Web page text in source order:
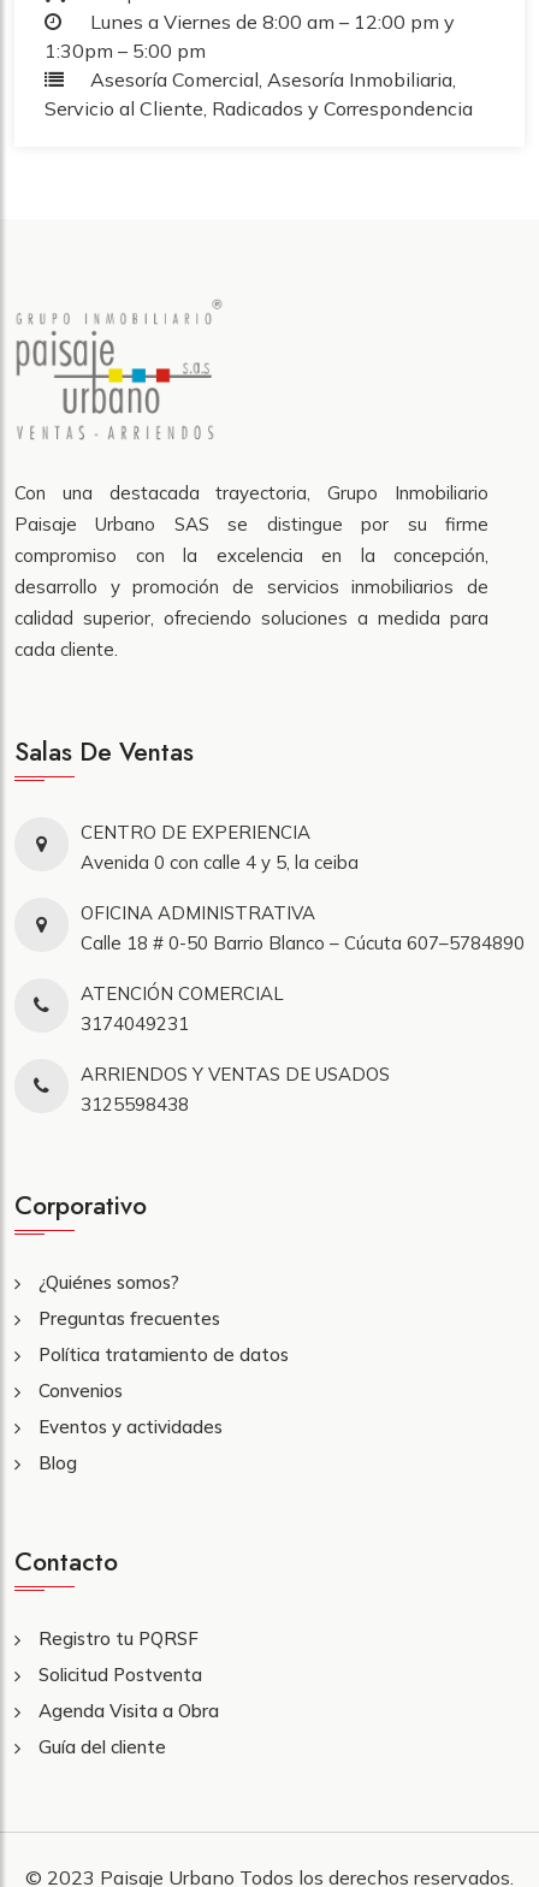
Lunes a Viernes de 8:00 am – 12:00 pm y
1:30pm – 5:00 pm
Asesoría Comercial, Asesoría Inmobiliaria,
Servicio al Cliente, Radicados y Correspondencia
Con una destacada trayectoria, Grupo Inmobiliario
Paisaje Urbano SAS se distingue por su firme
compromiso con la excelencia en la concepción,
desarrollo y promoción de servicios inmobiliarios de
calidad superior, ofreciendo soluciones a medida para
cada cliente.
Salas De Ventas
CENTRO DE EXPERIENCIA
Avenida 0 con calle 4 y 5, la ceiba
OFICINA ADMINISTRATIVA
Calle 18 # 0-50 Barrio Blanco – Cúcuta 607–5784890
ATENCIÓN COMERCIAL
3174049231
ARRIENDOS Y VENTAS DE USADOS
3125598438
Corporativo
¿Quiénes somos?
Preguntas frecuentes
Política tratamiento de datos
Convenios
Eventos y actividades
Blog
Contacto
Registro tu PQRSF
Solicitud Postventa
Agenda Visita a Obra
Guía del cliente
© 2023 Paisaje Urbano Todos los derechos reservados.